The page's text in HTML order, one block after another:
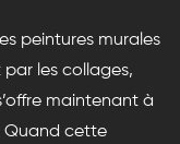
peintures murales
les collages,
maintenant à
Quand cette